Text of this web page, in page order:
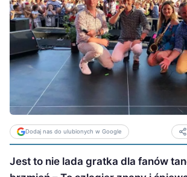
Dodaj nas do ulubionych w Google
Jest to nie lada gratka dla fanów